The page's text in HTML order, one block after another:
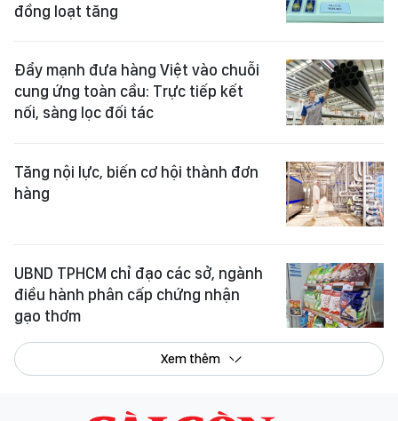
đồng loạt tăng
Đẩy mạnh đưa hàng Việt vào chuỗi
cung ứng toàn cầu: Trực tiếp kết
nối, sàng lọc đối tác
Tăng nội lực, biến cơ hội thành đơn
hàng
UBND TPHCM chỉ đạo các sở, ngành
điều hành phân cấp chứng nhận
gạo thơm
Xem thêm